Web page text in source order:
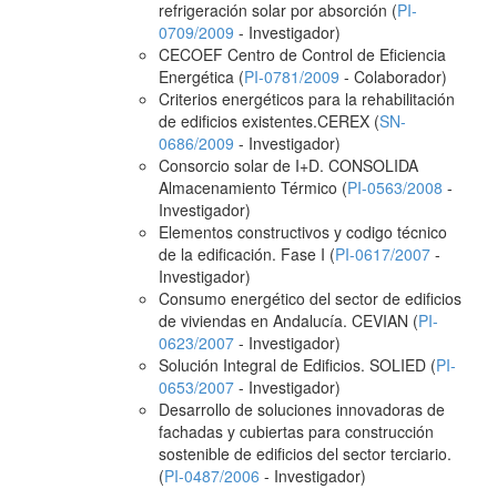
refrigeración solar por absorción (PI-
0709/2009 - Investigador)
CECOEF Centro de Control de Eficiencia
Energética (PI-0781/2009 - Colaborador)
Criterios energéticos para la rehabilitación
de edificios existentes.CEREX (SN-
0686/2009 - Investigador)
Consorcio solar de I+D. CONSOLIDA
Almacenamiento Térmico (PI-0563/2008 -
Investigador)
Elementos constructivos y codigo técnico
de la edificación. Fase I (PI-0617/2007-
Investigador)
Consumo energético del sector de edificios
de viviendas en Andalucía. CEVIAN (PI-
0623/2007- Investigador)
Solución Integral de Edificios. SOLIED (PI-
0653/2007- Investigador)
Desarrollo de soluciones innovadoras de
fachadas y cubiertas para construcción
sostenible de edificios del sector terciario.
(PI-0487/2006 - Investigador)